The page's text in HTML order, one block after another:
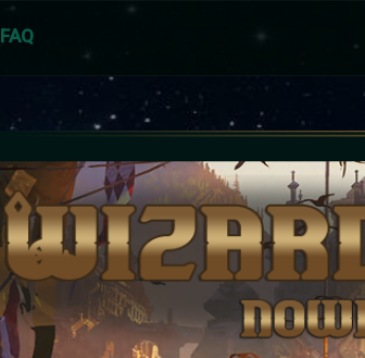
FAQ